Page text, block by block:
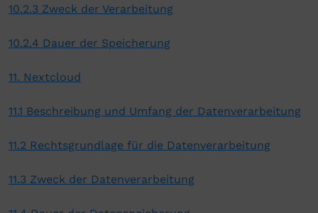
10.2.3 Zweck der Verarbeitung
10.2.4 Dauer der Speicherung
11. Nextcloud
11.1 Beschreibung und Umfang der Datenverarbeitung
11.2 Rechtsgrundlage für die Datenverarbeitung
11.3 Zweck der Datenverarbeitung